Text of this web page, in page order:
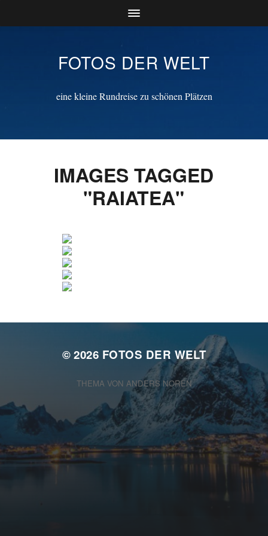
FOTOS DER WELT
eine kleine Rundreise zu schönen Plätzen
IMAGES TAGGED
"RAIATEA"
© 2026 FOTOS DER WELT
THEMA VON ANDERS NORÉN